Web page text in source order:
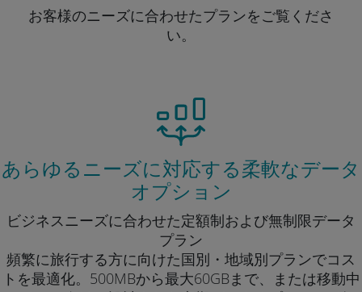
お客様のニーズに合わせたプランをご覧くださ
い。
あらゆるニーズに対応する柔軟なデータ
オプション
ビジネスニーズに合わせた定額制および無制限データ
プラン
頻繁に旅行する方に向けた国別・地域別プランでコス
トを最適化。500MBから最大60GBまで、または移動中